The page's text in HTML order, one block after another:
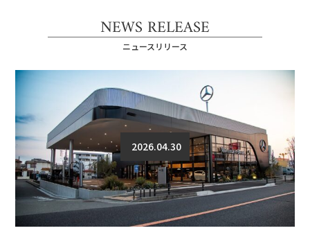
NEWS RELEASE
ニュースリリース
2026.04.30